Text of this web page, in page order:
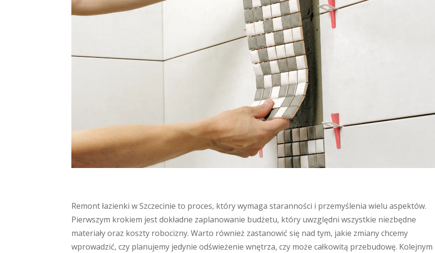
Remont łazienki w Szczecinie to proces, który wymaga staranności i przemyślenia wielu aspektów.
Pierwszym krokiem jest dokładne zaplanowanie budżetu, który uwzględni wszystkie niezbędne
materiały oraz koszty robocizny. Warto również zastanowić się nad tym, jakie zmiany chcemy
wprowadzić, czy planujemy jedynie odświeżenie wnętrza, czy może całkowitą przebudowę. Kolejnym